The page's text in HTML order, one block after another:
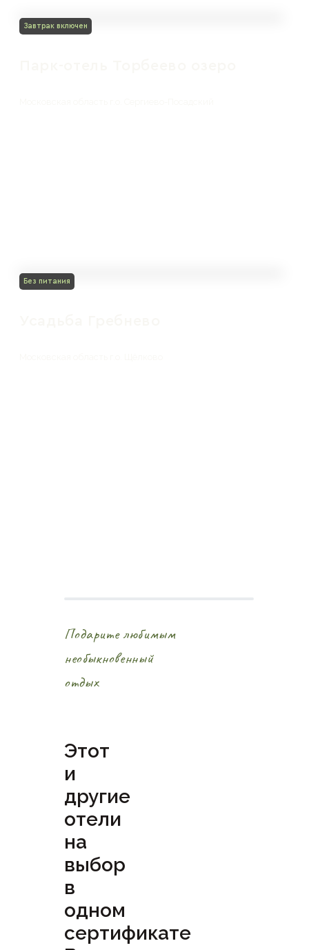
Завтрак включен
Без питания
Подарите любимым
необыкновенный
отдых
Этот
и
другие
отели
на
выбор
в
одном
сертификате